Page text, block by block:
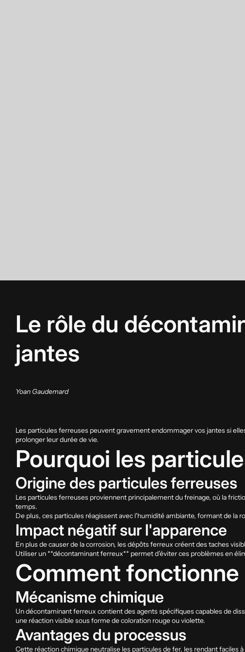
Le rôle du
jantes
Yoan Gaudemard
Les particules ferreuses peuvent gravement endommager vos jantes si
prolonger leur durée de vie.
Pourquoi les
Origine des particules ferreuses
Les particules ferreuses proviennent principalement du freinage, où la
temps.
De plus, ces particules réagissent avec l'humidité ambiante, formant de la
Impact négatif sur l'apparence
En plus de causer de la corrosion, les dépôts ferreux créent des taches
Utiliser un **décontaminant ferreux** permet d'éviter ces problèmes en
Comment
Mécanisme chimique
Un décontaminant ferreux contient des agents spécifiques capables de
une réaction visible sous forme de coloration rouge ou violette.
Avantages du processus
Cette réaction chimique neutralise les particules de fer, les rendant